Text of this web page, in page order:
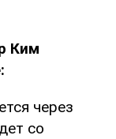
Ким
через
со